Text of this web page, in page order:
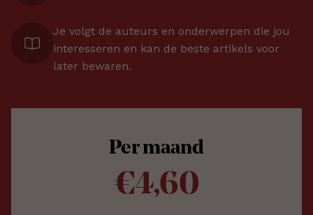
Je volgt de auteurs en onderwerpen die jou
interesseren en kan de beste artikels voor
later bewaren.
Per maand
€4,60